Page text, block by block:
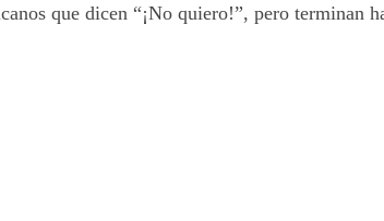
que dicen “¡No quiero!”, pero terminan